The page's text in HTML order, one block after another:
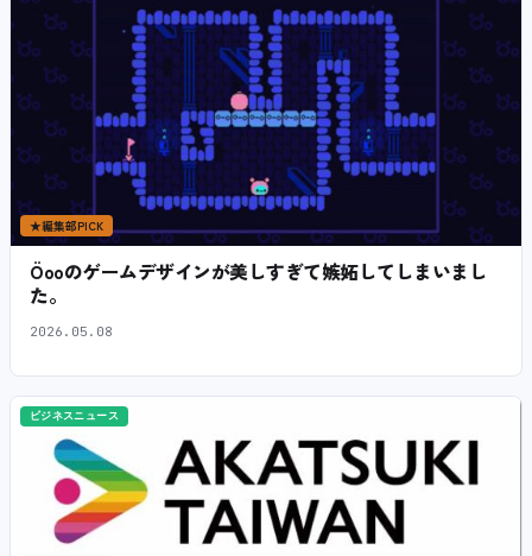
★編集部PICK
Öooのゲームデザインが美しすぎて嫉妬してしまいまし
た。
2026.05.08
ビジネスニュース